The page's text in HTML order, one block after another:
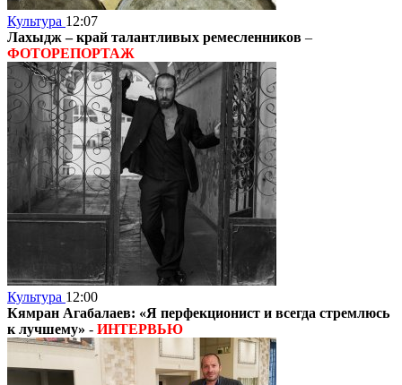
Культура 12:07
Лахыдж – край талантливых ремесленников –
ФОТОРЕПОРТАЖ
Культура 12:00
Кямран Агабалаев: «Я перфекционист и всегда стремлюсь
к лучшему» - ИНТЕРВЬЮ